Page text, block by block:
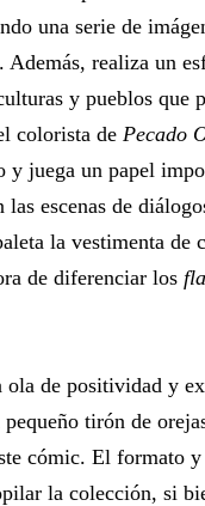
una serie de
realiza un
y pueblos que
colorista de Pecado
y juega un papel
las escenas de
la vestimenta de
de diferenciar los
de positividad y
pequeño tirón de
cómic. El formato
la colección, si